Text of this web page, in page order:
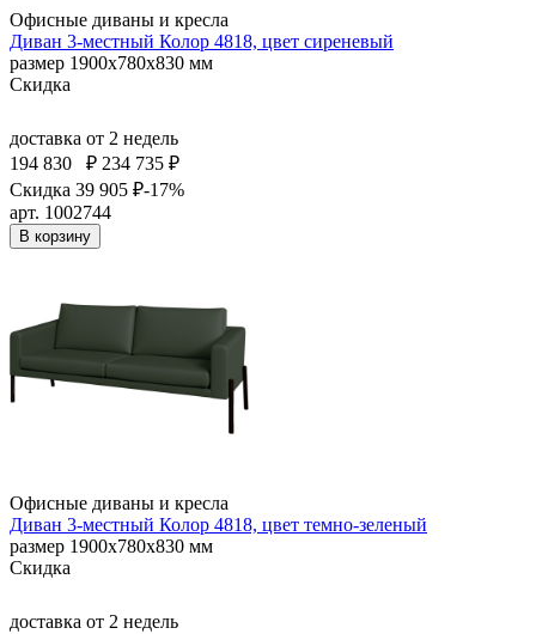
Офисные диваны и кресла
Диван 3-местный Колор 4818, цвет сиреневый
размер 1900х780х830 мм
Скидка
доставка от 2 недель
194 830
₽ 234 735 ₽
Скидка 39 905 ₽-17%
арт. 1002744
В корзину
Офисные диваны и кресла
Диван 3-местный Колор 4818, цвет темно-зеленый
размер 1900х780х830 мм
Скидка
доставка от 2 недель